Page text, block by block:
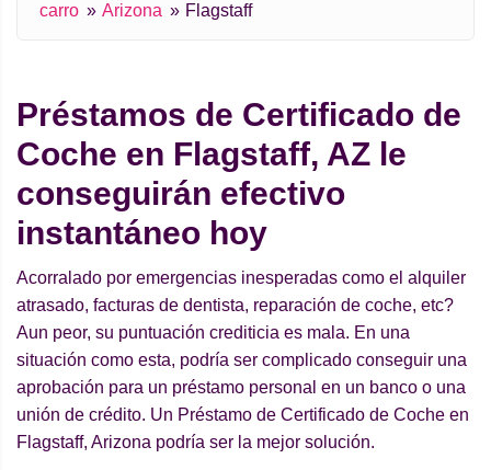
carro
Arizona Flagstaff
Préstamos de Certificado de
Coche en Flagstaff, AZ le
conseguirán efectivo
instantáneo hoy
Acorralado por emergencias inesperadas como el alquiler
atrasado, facturas de dentista, reparación de coche, etc?
Aun peor, su puntuación crediticia es mala. En una
situación como esta, podría ser complicado conseguir una
aprobación para un préstamo personal en un banco o una
unión de crédito. Un Préstamo de Certificado de Coche en
Flagstaff, Arizona podría ser la mejor solución.